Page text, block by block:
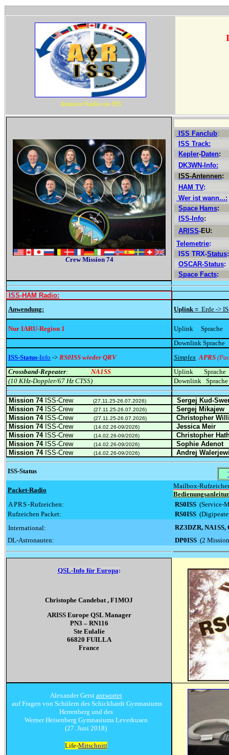
Amateur Radio on ISS
Crew Mission 74
ISS Fanclub:
ISS Track:
Kepler-Daten:
DK3WN-Info:
ISS-Antennen:
HAM TV:
Wer ist wann...:
Space Hams:
ISS-Info:
ARISS-EU:
Telemetrie:
ISS TRX-Status:
OSCAR-Status:
Space Facts:
ISS-HAM Radio:
Anwendung:
Uplink = Erde ->
Nur IARU-Region 1
Uplink Sprache
Downlink Sprache
ISS-Status-Info -> RS0ISS wieder QRV Simplex APRS
Crossband-Repeater: NA1SS
Uplink Sprache
(10 KHz-Doppler/67 Hz CTSS)
Downlink Sprache
Mission 74 ISS-Crew(27.11.25-26.07.2026)
Sergej Kud-
Mission 74 ISS-Crew (27.11.25-26.07.2026) Sergej Mikajew
Mission 74 ISS-Crew (27.11.25-26.07.2026)
Christopher
Mission 74 ISS-Crew (14.02.26-09/2026) Jessica Meir
Mission 74 ISS-Crew (14.02.26-09/2026) Christopher
Mission 74 ISS-Crew (14.02.26-09/2026) Sophie Adenot
Mission 74 ISS-Crew (14.02.26-09/2026) Andrej Wa
ISS-Status
Packet-Radio
Mailbox-
APRS-Rufzeichen: RS0ISS (Service-
.Rufzeichen Packet: RS0ISS
International:
RZ3DZR, NA1SS,
DL-Astronauten:
DP0ISS (2
QSL-Info für Europa:
Christophe Candebat , F1MOJ
ARISS Europe QSL Manager
PN3 – RN116
Ste Eulalie
66820 FUILLA
France
Alexander Gerst antwortet
auf Fragen von Schülern des Schickhardt Gymnasiums
Herrenberg und des
Werner Heisenberg Gymnasiums Leverkusen
(27. Juni 2018)
Life-Mitschnitt